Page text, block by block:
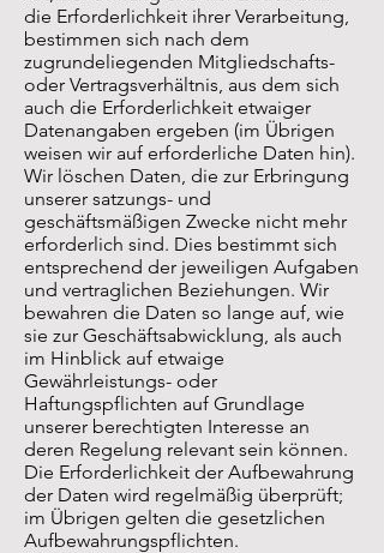
die Erforderlichkeit ihrer Verarbeitung,
bestimmen sich nach dem
zugrundeliegenden Mitgliedschafts-
oder Vertragsverhältnis, aus dem sich
auch die Erforderlichkeit etwaiger
Datenangaben ergeben (im Übrigen
weisen wir auf erforderliche Daten hin).
Wir löschen Daten, die zur Erbringung
unserer satzungs- und
geschäftsmäßigen Zwecke nicht mehr
erforderlich sind. Dies bestimmt sich
entsprechend der jeweiligen Aufgaben
und vertraglichen Beziehungen. Wir
bewahren die Daten so lange auf, wie
sie zur Geschäftsabwicklung, als auch
im Hinblick auf etwaige
Gewährleistungs- oder
Haftungspflichten auf Grundlage
unserer berechtigten Interesse an
deren Regelung relevant sein können.
Die Erforderlichkeit der Aufbewahrung
der Daten wird regelmäßig überprüft;
im Übrigen gelten die gesetzlichen
Aufbewahrungspflichten.